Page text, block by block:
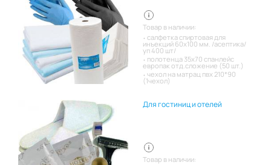
Товар в наличии:
салфетка спиртовая для
инъекций 60х100 мм. /асептика/
уп 400 шт/
полотенца 35х70 спанлейс
европак отд.сложение (50 шт.)
чехол на матрац пвх 210*90
(1чехол)
Для гостиниц и отелей
Товар в наличии: